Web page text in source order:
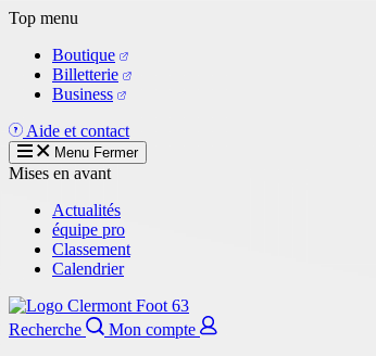
Aller
contenu
principal
Top menu
Boutique
Billetterie
Business
Aide et contact
Menu Fermer
Mises en avant
Actualités
équipe pro
Classement
Calendrier
Recherche
Mon compte